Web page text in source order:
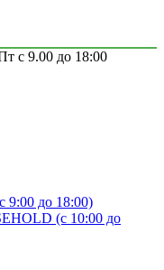
с 9.00 до 18:00
9:00 до 18:00)
(с 10:00 до